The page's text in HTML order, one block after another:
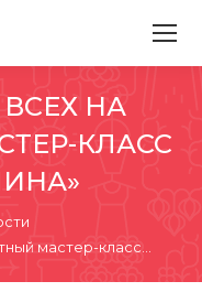
НА
КЛАСС
мастер-класс…